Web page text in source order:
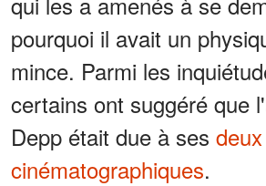
pourquoi il avait un
mince. Parmi les
certains ont suggéré que
Depp était due à ses
cinématographiques.